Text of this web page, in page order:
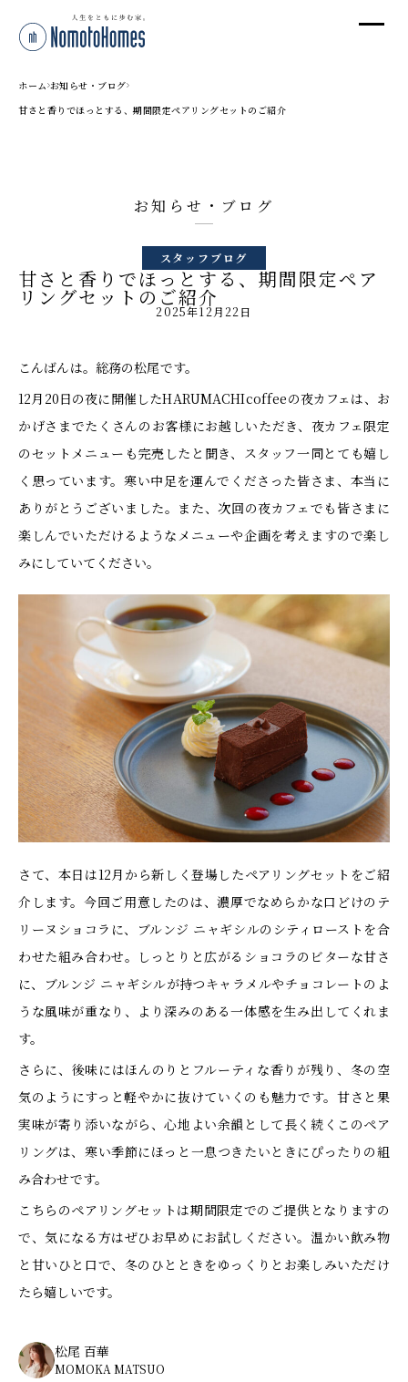
ホーム お知らせ・ブログ
甘さと香りでほっとする、期間限定ペアリングセットのご紹介
お知らせ・ブログ
スタッフブログ
甘さと香りでほっとする、期間限定ペア
リングセットのご紹介
2025年12月22日
こんばんは。総務の松尾です。
12月20日の夜に開催したHARUMACHIcoffeeの夜カフェは、お
かげさまでたくさんのお客様にお越しいただき、夜カフェ限定
のセットメニューも完売したと聞き、スタッフ一同とても嬉し
く思っています。寒い中足を運んでくださった皆さま、本当に
ありがとうございました。また、次回の夜カフェでも皆さまに
楽しんでいただけるようなメニューや企画を考えますので楽し
みにしていてください。
さて、本日は12月から新しく登場したペアリングセットをご紹
介します。今回ご用意したのは、濃厚でなめらかな口どけのテ
リーヌショコラに、ブルンジ ニャギシルのシティローストを合
わせた組み合わせ。しっとりと広がるショコラのビターな甘さ
に、ブルンジ ニャギシルが持つキャラメルやチョコレートのよ
うな風味が重なり、より深みのある一体感を生み出してくれま
す。
さらに、後味にはほんのりとフルーティな香りが残り、冬の空
気のようにすっと軽やかに抜けていくのも魅力です。甘さと果
実味が寄り添いながら、心地よい余韻として長く続くこのペア
リングは、寒い季節にほっと一息つきたいときにぴったりの組
み合わせです。
こちらのペアリングセットは期間限定でのご提供となりますの
で、気になる方はぜひお早めにお試しください。温かい飲み物
と甘いひと口で、冬のひとときをゆっくりとお楽しみいただけ
たら嬉しいです。
松尾 百華
MOMOKA MATSUO